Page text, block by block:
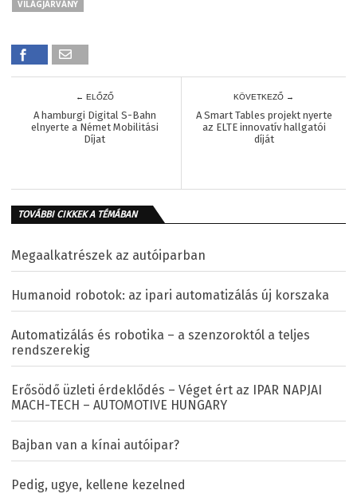
VILÁGJÁRVÁNY
← ELŐZŐ
A hamburgi Digital S-Bahn
elnyerte a Német Mobilitási
Díjat
KÖVETKEZŐ →
A Smart Tables projekt nyerte
az ELTE innovatív hallgatói
díját
TOVÁBBI CIKKEK A TÉMÁBAN
Megaalkatrészek az autóiparban
Humanoid robotok: az ipari automatizálás új korszaka
Automatizálás és robotika – a szenzoroktól a teljes
rendszerekig
Erősödő üzleti érdeklődés – Véget ért az IPAR NAPJAI
MACH-TECH – AUTOMOTIVE HUNGARY
Bajban van a kínai autóipar?
Pedig, ugye, kellene kezelned